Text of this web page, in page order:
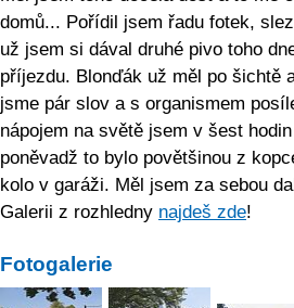
domů... Pořídil jsem řadu fotek,
už jsem si dával druhé pivo toho
příjezdu. Blonďák už měl po šichtě
jsme pár slov a s organismem
nápojem na světě jsem v šest
poněvadž to bylo povětšinou z
kolo v garáži. Měl jsem za sebou
Galerii z rozhledny najdeš zde!
Fotogalerie